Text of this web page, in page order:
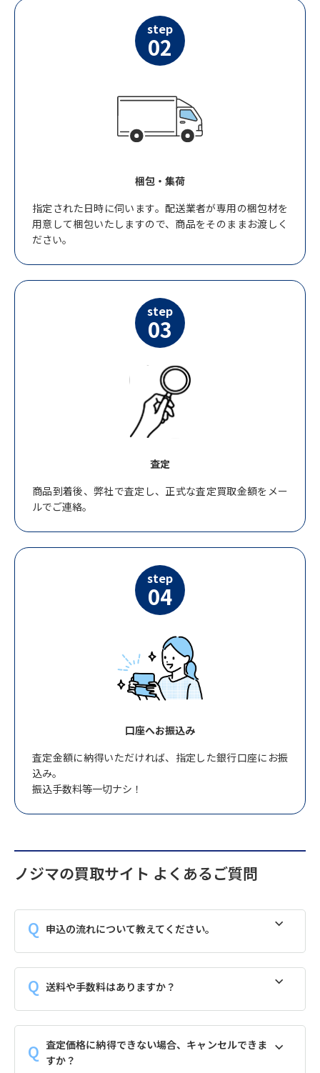
step
02
梱包・集荷
指定された日時に伺います。配送業者が専用の梱包材を
用意して梱包いたしますので、商品をそのままお渡しく
ださい。
step
03
査定
商品到着後、弊社で査定し、正式な査定買取金額をメー
ルでご連絡。
step
04
口座へお振込み
査定金額に納得いただければ、指定した銀行口座にお振
込み。
振込手数料等一切ナシ！
ノジマの買取サイト よくあるご質問
申込の流れについて教えてください。
送料や手数料はありますか？
査定価格に納得できない場合、キャンセルできま
すか？